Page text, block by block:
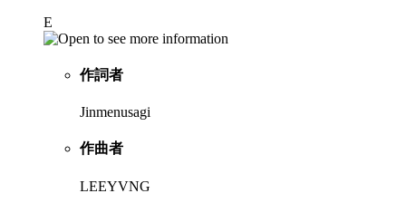
E
作詞者
Jinmenusagi
作曲者
LEEYVNG